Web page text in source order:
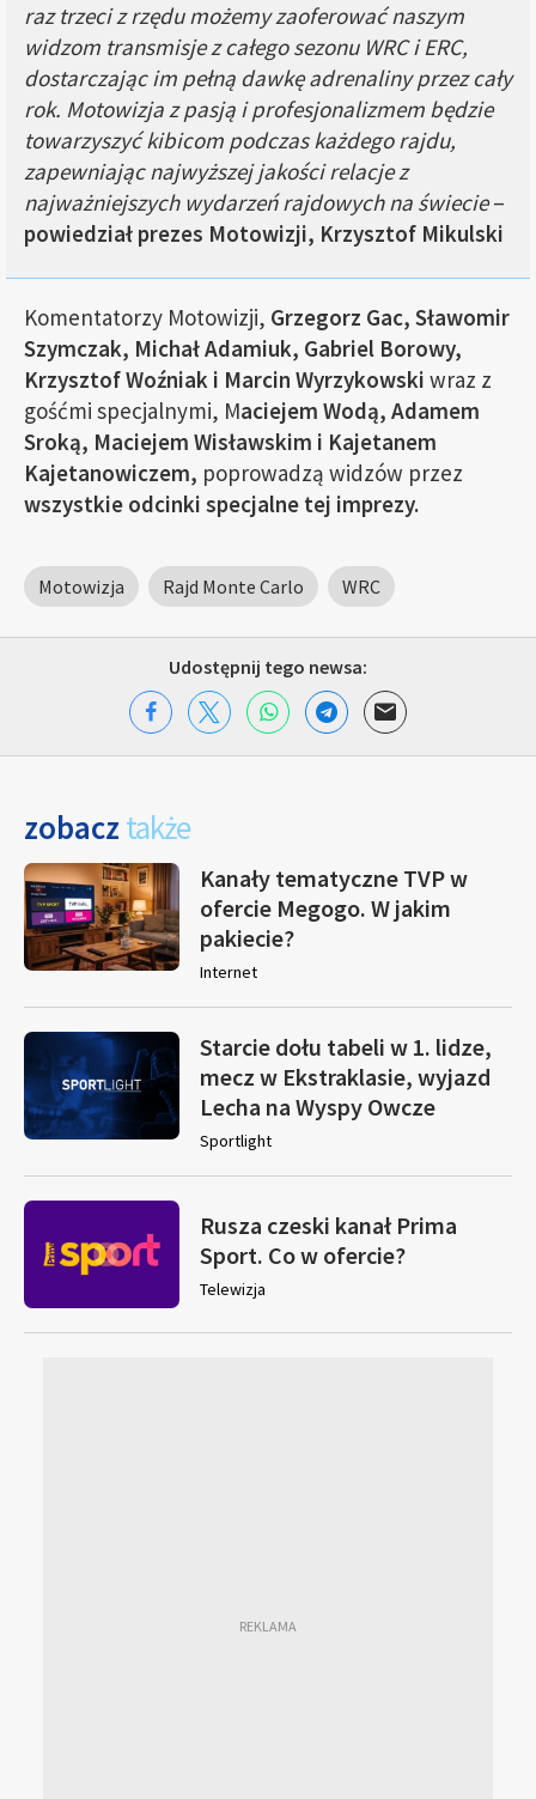
raz trzeci z rzędu możemy zaoferować naszym
widzom transmisje z całego sezonu WRC i ERC,
dostarczając im pełną dawkę adrenaliny przez cały
rok. Motowizja z pasją i profesjonalizmem będzie
towarzyszyć kibicom podczas każdego rajdu,
zapewniając najwyższej jakości relacje z
najważniejszych wydarzeń rajdowych na świecie–
powiedział prezes Motowizji, Krzysztof Mikulski
Komentatorzy Motowizji, Grzegorz Gac, Sławomir
Szymczak, Michał Adamiuk, Gabriel Borowy,
Krzysztof Woźniak i Marcin Wyrzykowski wraz z
gośćmi specjalnymi, Maciejem Wodą, Adamem
Sroką, Maciejem Wisławskim i Kajetanem
Kajetanowiczem, poprowadzą widzów przez
wszystkie odcinki specjalne tej imprezy.
Motowizja Rajd Monte Carlo WRC
Udostępnij tego newsa:
zobacz także
Kanały tematyczne TVP w
ofercie Megogo. W jakim
pakiecie?
Internet
Starcie dołu tabeli w 1. lidze,
mecz w Ekstraklasie, wyjazd
Lecha na Wyspy Owcze
Sportlight
Rusza czeski kanał Prima
Sport. Co w ofercie?
Telewizja